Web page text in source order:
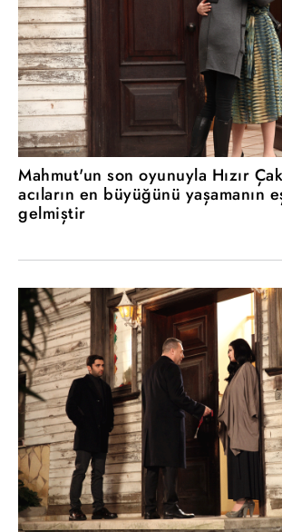
Mahmut'un son oyunuyla Hızır
acıların en büyüğünü yaşamanın
gelmiştir